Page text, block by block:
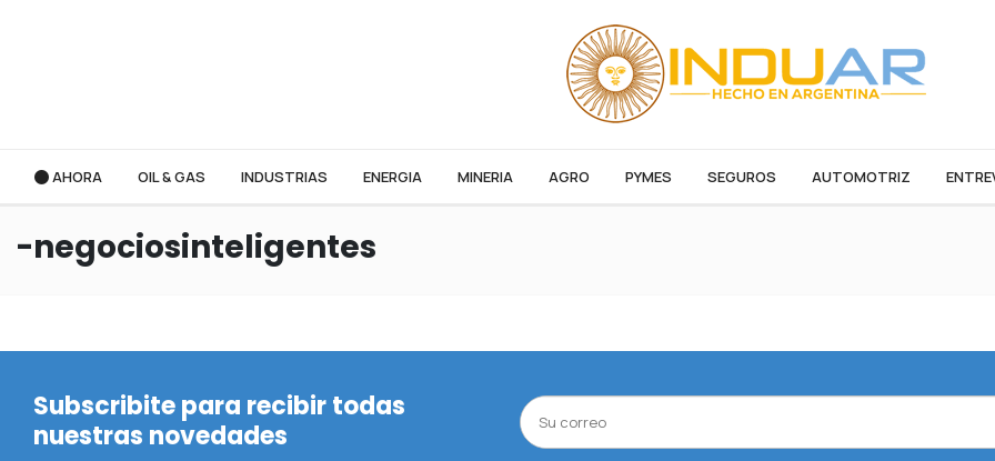
AHORA OIL & GAS INDUSTRIAS ENERGIA MINERIA AGRO PYMES SEGUROS AUTOMOTRIZ
-negociosinteligentes
Subscribite para recibir todas
nuestras novedades